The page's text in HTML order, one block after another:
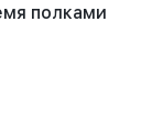
полками